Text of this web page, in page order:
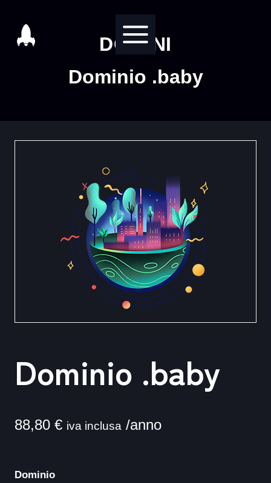
contenuto
DOMINI
Dominio .baby
Dominio .baby
88,80 € iva inclusa /anno
Dominio